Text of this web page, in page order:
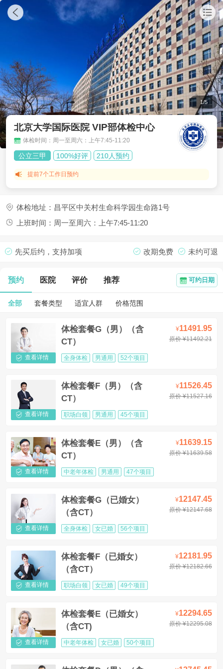
1/5
北京大学国际医院 VIP部体检中心
体检时间：周一至周六：上午7:45-11:20
公立三甲 100%好评 210人预约
提前7个工作日预约
体检地址：昌平区中关村生命科学园生命路1号
上班时间：周一至周六：上午7:45-11:20
先买后约，支持加项 未约可退
改期免费
预约 医院 评价 推荐 可约日期
全部 套餐类型 适宜人群 价格范围
查看详情
体检套餐G（男）（含
CT）
¥11491.95
原价 ¥11492.21
全身体检 男通用 52个项目
查看详情
体检套餐F（男）（含
CT）
¥11526.45
原价 ¥11527.16
职场白领 男通用 45个项目
查看详情
体检套餐E（男）（含
CT）
¥11639.15
原价 ¥11639.58
中老年体检 男通用 47个项目
查看详情
体检套餐G（已婚女）
（含CT）
¥12147.45
原价 ¥12147.68
全身体检 女已婚 56个项目
查看详情
体检套餐F（已婚女）
（含CT）
¥12181.95
原价 ¥12182.66
职场白领 女已婚 49个项目
查看详情
体检套餐E（已婚女）
（含CT)
¥12294.65
原价 ¥12295.08
中老年体检 女已婚 50个项目